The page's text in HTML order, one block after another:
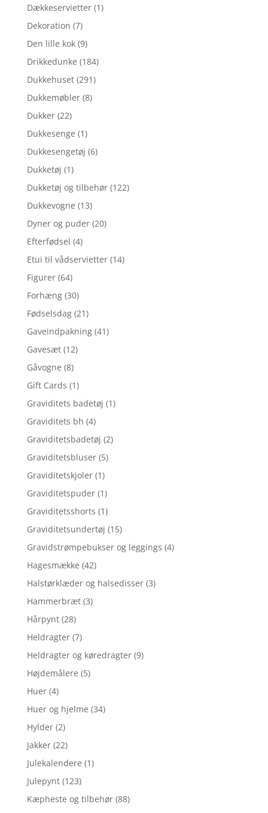
Dækkeservietter (1)
Dekoration (7)
Den lille kok (9)
Drikkedunke (184)
Dukkehuset (291)
Dukkemøbler (8)
Dukker (22)
Dukkesenge (1)
Dukkesengetøj (6)
Dukketøj (1)
Dukketøj og tilbehør (122)
Dukkevogne (13)
Dyner og puder (20)
Efterfødsel (4)
Etui til vådservietter (14)
Figurer (64)
Forhæng (30)
Fødselsdag (21)
Gaveindpakning (41)
Gavesæt (12)
Gåvogne (8)
Gift Cards (1)
Graviditets badetøj (1)
Graviditets bh (4)
Graviditetsbadetøj (2)
Graviditetsbluser (5)
Graviditetskjoler (1)
Graviditetspuder (1)
Graviditetsshorts (1)
Graviditetsundertøj (15)
Gravidstrømpebukser og leggings (4)
Hagesmække (42)
Halstørklæder og halsedisser (3)
Hammerbræt (3)
Hårpynt (28)
Heldragter (7)
Heldragter og køredragter (9)
Højdemålere (5)
Huer (4)
Huer og hjelme (34)
Hylder (2)
Jakker (22)
Julekalendere (1)
Julepynt (123)
Kæpheste og tilbehør (88)